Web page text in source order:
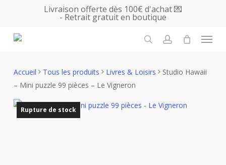
main
Livraison offerte dès 100€ d'achat 💌
- Retrait gratuit en boutique
Menu
Accueil Tous les produits Livres & Loisirs
Studio Hawaii
– Mini puzzle 99 pièces – Le Vigneron
Rupture de stock